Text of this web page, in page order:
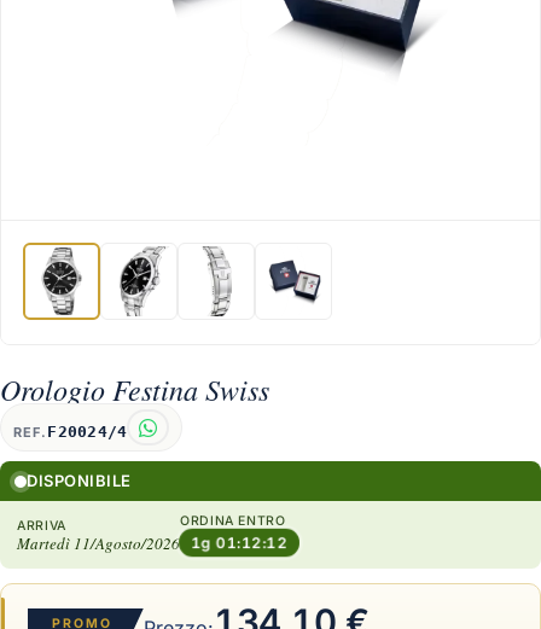
Orologio Festina Swiss
REF. F20024/4
DISPONIBILE
ARRIVA
Martedì 11/Agosto/2026
ORDINA ENTRO
1g 01:12:11
PROMO